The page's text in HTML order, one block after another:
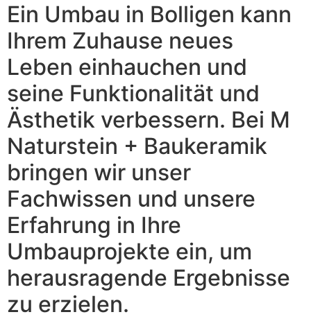
Ein Umbau in Bolligen kann
Ihrem Zuhause neues
Leben einhauchen und
seine Funktionalität und
Ästhetik verbessern. Bei M
Naturstein + Baukeramik
bringen wir unser
Fachwissen und unsere
Erfahrung in Ihre
Umbauprojekte ein, um
herausragende Ergebnisse
zu erzielen.